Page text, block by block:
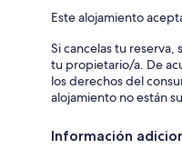
Este alojamiento
Si cancelas tu reserva,
tu propietario/a. De
los derechos del
alojamiento no están
Información